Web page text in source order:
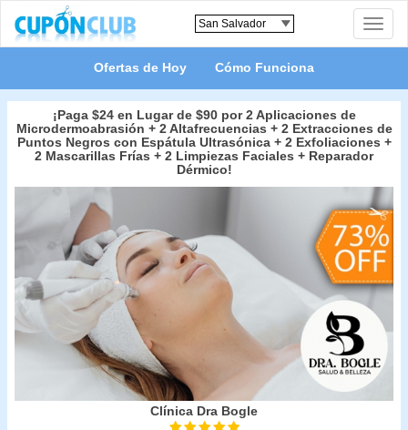
Toggle
Ofertas de Hoy Cómo Funciona
¡Paga $24 en Lugar de $90 por 2 Aplicaciones de
Microdermoabrasión + 2 Altafrecuencias + 2 Extracciones de
Puntos Negros con Espátula Ultrasónica + 2 Exfoliaciones +
2 Mascarillas Frías + 2 Limpiezas Faciales + Reparador
Dérmico!
Clínica Dra Bogle